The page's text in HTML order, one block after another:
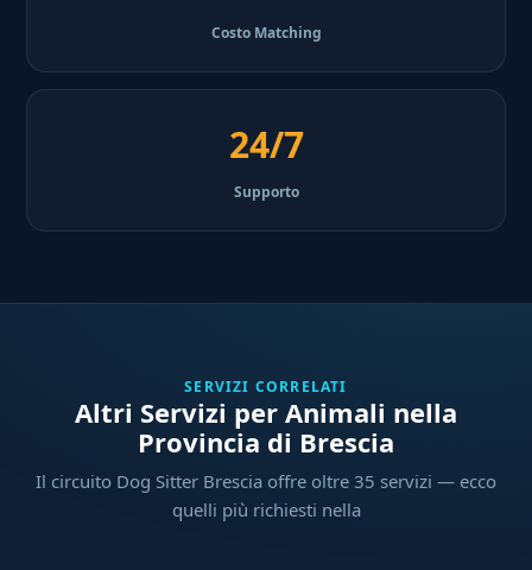
Costo Matching
24/7
Supporto
SERVIZI CORRELATI
Altri Servizi per Animali nella
Provincia di Brescia
Il circuito Dog Sitter Brescia offre oltre 35 servizi — ecco
quelli più richiesti nella